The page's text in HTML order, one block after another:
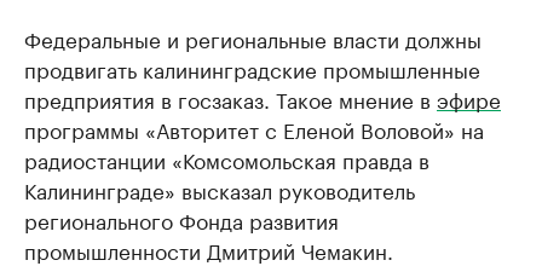
Федеральные и региональные власти должны
продвигать калининградские промышленные
предприятия в госзаказ. Такое мнение в эфире
программы «Авторитет с Еленой Воловой» на
радиостанции «Комсомольская правда в
Калининграде» высказал руководитель
регионального Фонда развития
промышленности Дмитрий Чемакин.